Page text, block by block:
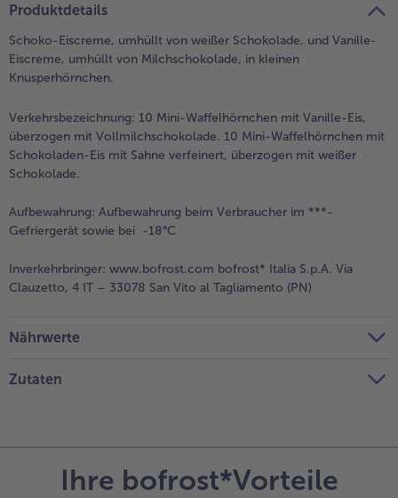
Produktdetails
Schoko-Eiscreme, umhüllt von weißer Schokolade, und Vanille-
Eiscreme, umhüllt von Milchschokolade, in kleinen
Knusperhörnchen.
Verkehrsbezeichnung: 10 Mini-Waffelhörnchen mit Vanille-Eis,
überzogen mit Vollmilchschokolade. 10 Mini-Waffelhörnchen mit
Schokoladen-Eis mit Sahne verfeinert, überzogen mit weißer
Schokolade.
Aufbewahrung: Aufbewahrung beim Verbraucher im ***-
Gefriergerät sowie bei -18°C
Inverkehrbringer: www.bofrost.com bofrost* Italia S.p.A. Via
Clauzetto, 4 IT – 33078 San Vito al Tagliamento (PN)
Nährwerte
Zutaten
Ihre bofrost*Vorteile